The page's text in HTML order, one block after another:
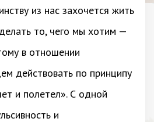
из нас захочется жить
то, чего мы хотим —
в отношении
действовать по принципу
и полетел». С одной
и